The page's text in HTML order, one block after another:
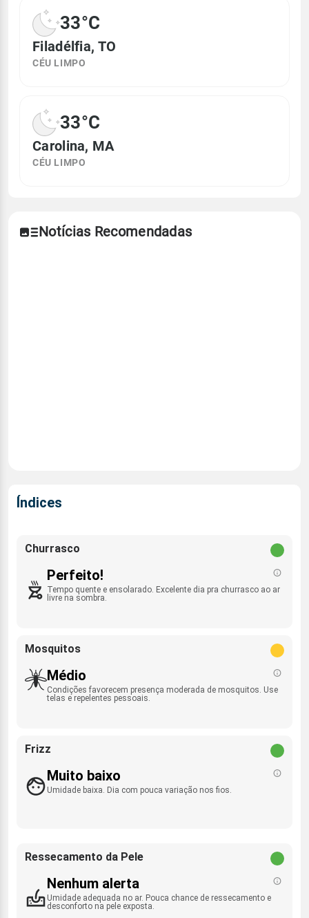
33°C
Filadélfia, TO
CÉU LIMPO
33°C
Carolina, MA
CÉU LIMPO
Notícias Recomendadas
Índices
Churrasco
Perfeito!
Tempo quente e ensolarado. Excelente dia pra churrasco ao ar
livre na sombra.
Mosquitos
Médio
Condições favorecem presença moderada de mosquitos. Use
telas e repelentes pessoais.
Frizz
Muito baixo
Umidade baixa. Dia com pouca variação nos fios.
Ressecamento da Pele
Nenhum alerta
Umidade adequada no ar. Pouca chance de ressecamento e
desconforto na pele exposta.